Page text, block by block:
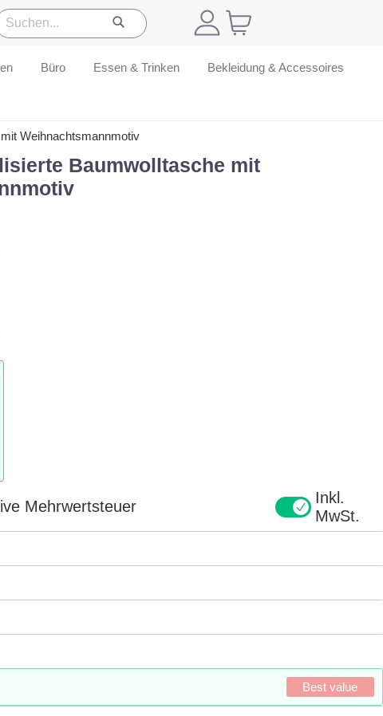
Büro Essen & Trinken Bekleidung & Accessoires
Weihnachtsmannmotiv
Baumwolltasche mit
Mehrwertsteuer
Inkl.
MwSt.
Best value